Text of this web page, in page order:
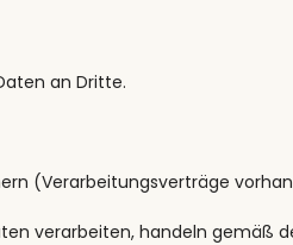
an Dritte.
(Verarbeitungsverträge
verarbeiten, handeln gemäß